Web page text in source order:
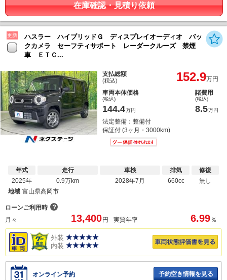
在庫確認・見積り依頼
更新
ハスラー ハイブリッドＧ ディスプレイオーディオ バッ
クカメラ セーフティサポート レーダークルーズ 禁煙
車 ＥＴＣ...
支払総額
(税込) 152.9万円
車両本体価格
(税込)
144.4万円
諸費用
(税込)
8.5万円
法定整備：整備付
保証付 (3ヶ月・3000km)
年式
2025年
走行
0.9万km
車検
2028年7月
排気
660cc
修復
無し
地域 富山県高岡市
ローンご利用時 ？
月々
13,400 円 実質年率 6.99 ％
外装
内装
オンライン予約 予約空き情報を見る